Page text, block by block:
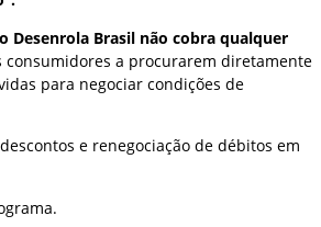
Desenrola Brasil não cobra qualquer
consumidores a procurarem diretamente
para negociar condições de
e renegociação de débitos em